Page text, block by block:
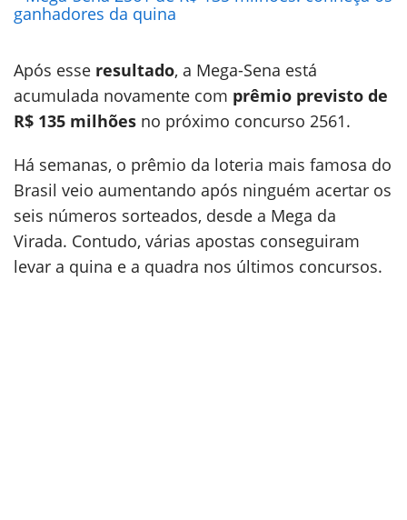
ganhadores da quina
Após esse resultado, a Mega-Sena está
acumulada novamente com prêmio previsto de
R$ 135 milhões no próximo concurso 2561.
Há semanas, o prêmio da loteria mais famosa do
Brasil veio aumentando após ninguém acertar os
seis números sorteados, desde a Mega da
Virada. Contudo, várias apostas conseguiram
levar a quina e a quadra nos últimos concursos.